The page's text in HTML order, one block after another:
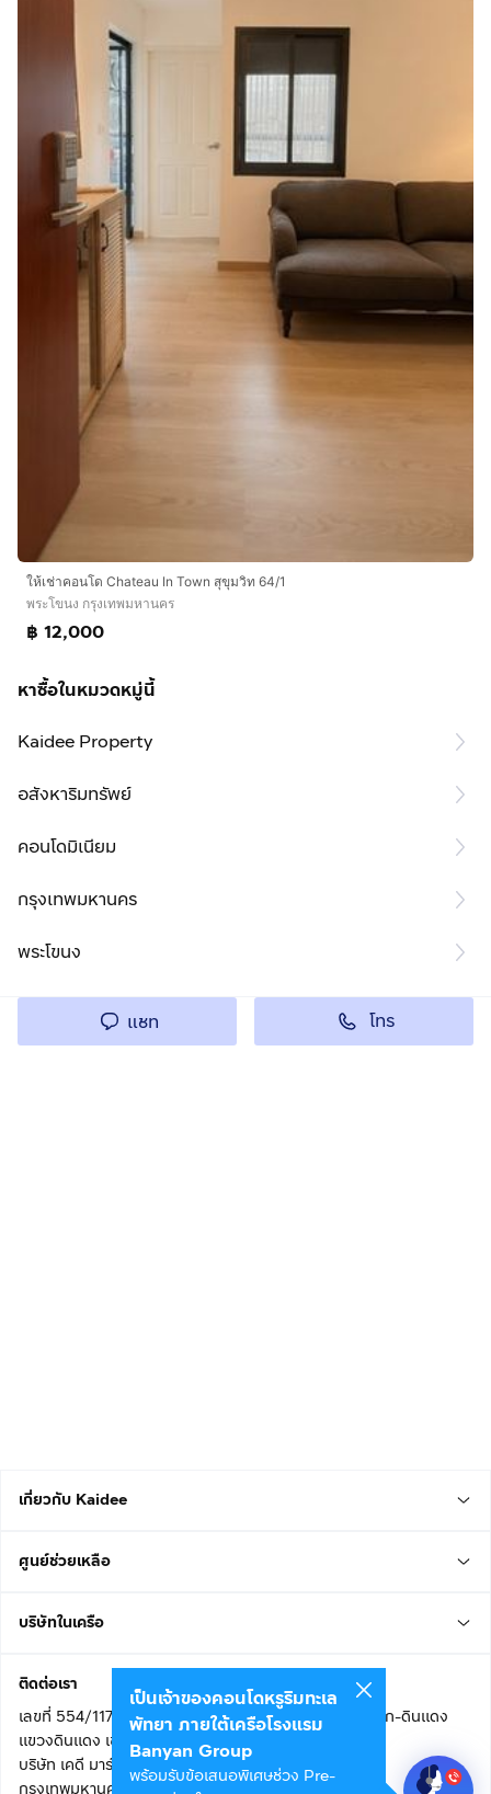
ให้เช่าคอนโด Chateau In Town สุขุมวิท 64/1
พระโขนง กรุงเทพมหานคร
฿ 12,000
หาซื้อในหมวดหมู่นี้
Kaidee Property
อสังหาริมทรัพย์
คอนโดมิเนียม
กรุงเทพมหานคร
พระโขนง
แชท โทร
เกี่ยวกับ Kaidee
ศูนย์ช่วยเหลือ
บริษัทในเครือ
ติดต่อเรา
เลขที่ 554/117 อาคารสกายไนน์ เซ็นเตอร์ ชั้น 22 ถนนอโศก-ดินแดง
แขวงดินแดง เขตดินแดง
บริษัท เคดี มาร์เก็ตเพลส จำกัด (สำนักงานใหญ่)
กรุงเทพมหานคร 10400
เป็นเจ้าของคอนโดหรูริมทะเล
พัทยา ภายใต้เครือโรงแรม
Banyan Group
พร้อมรับข้อเสนอพิเศษช่วง Pre-